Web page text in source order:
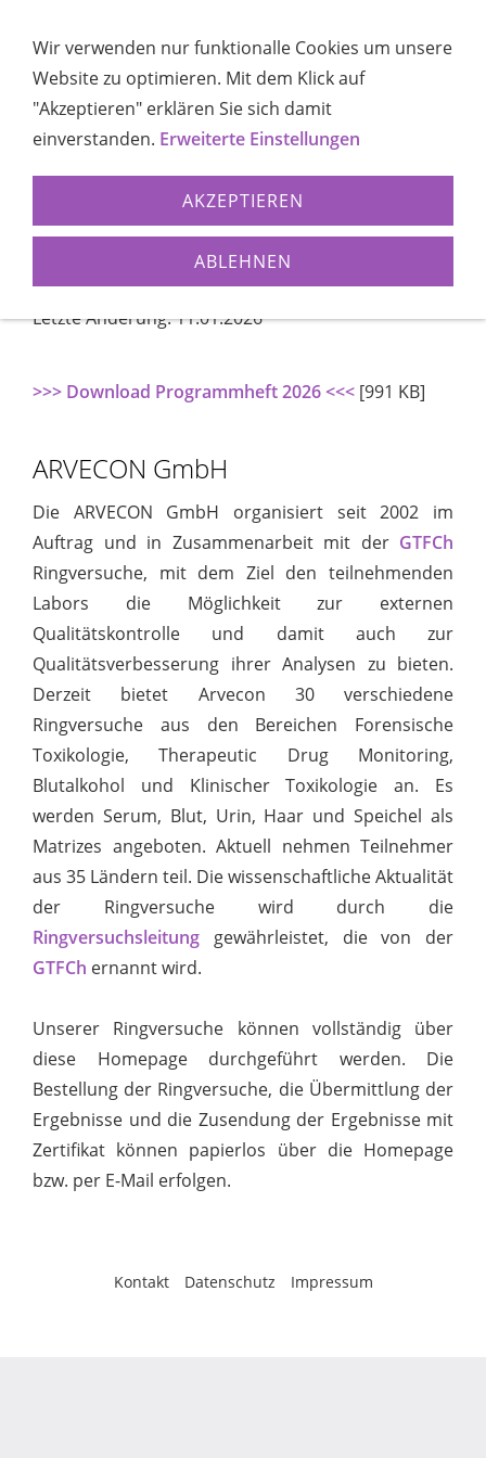
Navigation öffnen
Letzte Änderung: 11.01.2026
>>> Download Programmheft 2026 <<< [991 KB]
ARVECON GmbH
Die ARVECON GmbH organisiert seit 2002 im
Auftrag und in Zusammenarbeit mit der GTFCh
Ringversuche, mit dem Ziel den teilnehmenden
Labors die Möglichkeit zur externen
Qualitätskontrolle und damit auch zur
Qualitätsverbesserung ihrer Analysen zu bieten.
Derzeit bietet Arvecon 30 verschiedene
Ringversuche aus den Bereichen Forensische
Toxikologie, Therapeutic Drug Monitoring,
Blutalkohol und Klinischer Toxikologie an. Es
werden Serum, Blut, Urin, Haar und Speichel als
Matrizes angeboten. Aktuell nehmen Teilnehmer
aus 35 Ländern teil. Die wissenschaftliche Aktualität
der Ringversuche wird durch die
Ringversuchsleitung gewährleistet, die von der
GTFCh ernannt wird.
Unserer Ringversuche können vollständig über
diese Homepage durchgeführt werden. Die
Bestellung der Ringversuche, die Übermittlung der
Ergebnisse und die Zusendung der Ergebnisse mit
Zertifikat können papierlos über die Homepage
bzw. per E-Mail erfolgen.
Kontakt Datenschutz Impressum
Wir verwenden nur funktionalle Cookies um unsere
Website zu optimieren. Mit dem Klick auf
"Akzeptieren" erklären Sie sich damit
einverstanden. Erweiterte Einstellungen
AKZEPTIEREN
ABLEHNEN